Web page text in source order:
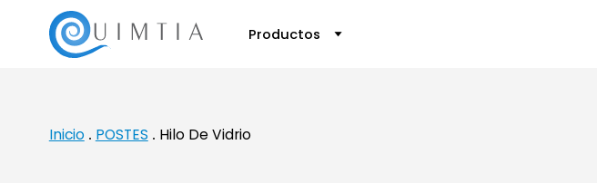
Productos
Inicio
POSTES Hilo De Vidrio